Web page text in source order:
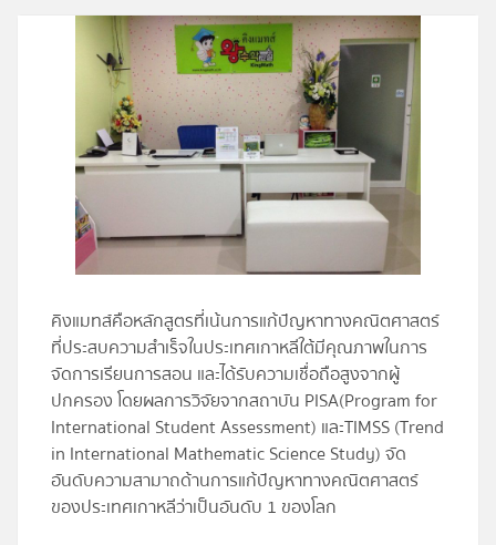
อุดมศึกษา
โปรไฟล์
ข่าวสาร
ลงทะเบียน
เข้าสู่ระบบ
คิงแมทส์คือหลักสูตรที่เน้นการแก้ปัญหาทางคณิตศาสตร์
ที่ประสบความสำเร็จในประเทศเกาหลีใต้มีคุณภาพในการ
จัดการเรียนการสอน และได้รับความเชื่อถือสูงจากผู้
ปกครอง โดยผลการวิจัยจากสถาบัน PISA(Program for
International Student Assessment) และTIMSS (Trend
in International Mathematic Science Study)จัด
อันดับความสามาถด้านการแก้ปัญหาทางคณิตศาสตร์
ของประเทศเกาหลีว่าเป็นอันดับ 1 ของโลก